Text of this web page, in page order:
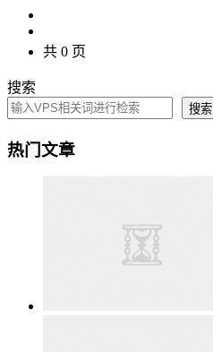
共 0 页
搜索
搜索
热门文章